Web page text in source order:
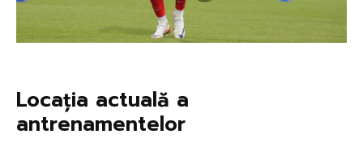
Locația actuală a
antrenamentelor